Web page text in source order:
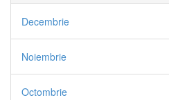
Decembrie
Noiembrie
Octombrie